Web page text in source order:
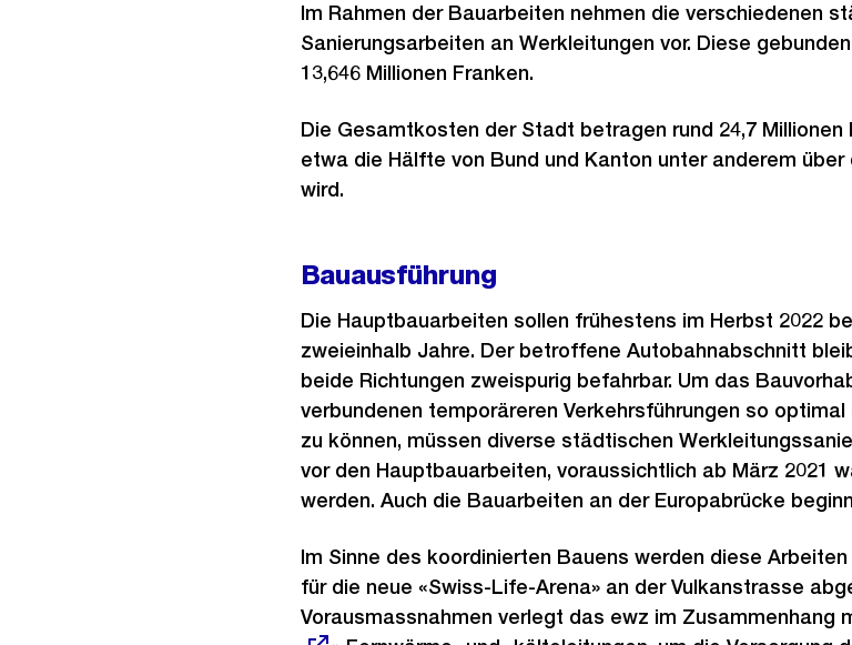
Im Rahmen der Bauarbeiten nehmen die verschiedenen
Sanierungsarbeiten an Werkleitungen vor. Diese
13,646 Millionen Franken.
Die Gesamtkosten der Stadt betragen rund 24,7 Millionen
etwa die Hälfte von Bund und Kanton unter anderem
wird.
Bauausführung
Die Hauptbauarbeiten sollen frühestens im Herbst 2022
zweieinhalb Jahre. Der betroffene Autobahnabschnitt
beide Richtungen zweispurig befahrbar. Um das
verbundenen temporäreren Verkehrsführungen so
zu können, müssen diverse städtischen
vor den Hauptbauarbeiten, voraussichtlich ab März 2021
werden. Auch die Bauarbeiten an der Europabrücke
Im Sinne des koordinierten Bauens werden diese
für die neue «Swiss-Life-Arena» an der Vulkanstrasse
Vorausmassnahmen verlegt das ewz im Zusammenhang